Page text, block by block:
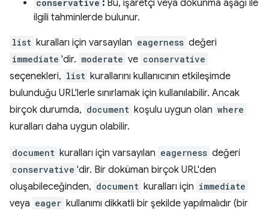
conservative : Bu, işaretçi veya dokunma aşağı ile
ilgili tahminlerde bulunur.
list kuralları için varsayılan eagerness değeri
immediate 'dir. moderate ve conservative
seçenekleri, list kurallarını kullanıcının etkileşimde
bulunduğu URL'lerle sınırlamak için kullanılabilir. Ancak
birçok durumda, document koşulu uygun olan where
kuralları daha uygun olabilir.
document kuralları için varsayılan eagerness değeri
conservative 'dir. Bir doküman birçok URL'den
oluşabileceğinden, document kuralları için immediate
veya eager kullanımı dikkatli bir şekilde yapılmalıdır (bir